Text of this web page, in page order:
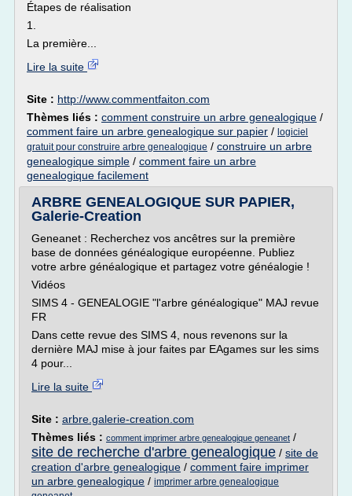
Étapes de réalisation
1.
La première...
Lire la suite
Site : http://www.commentfaiton.com
Thèmes liés : comment construire un arbre genealogique /
comment faire un arbre genealogique sur papier / logiciel
gratuit pour construire arbre genealogique / construire un arbre
genealogique simple / comment faire un arbre
genealogique facilement
ARBRE GENEALOGIQUE SUR PAPIER,
Galerie-Creation
Geneanet : Recherchez vos ancêtres sur la première
base de données généalogique européenne. Publiez
votre arbre généalogique et partagez votre généalogie !
Vidéos
SIMS 4 - GENEALOGIE "l'arbre généalogique" MAJ revue
FR
Dans cette revue des SIMS 4, nous revenons sur la
dernière MAJ mise à jour faites par EAgames sur les sims
4 pour...
Lire la suite
Site : arbre.galerie-creation.com
Thèmes liés : comment imprimer arbre genealogique geneanet /
site de recherche d'arbre genealogique / site de
creation d'arbre genealogique / comment faire imprimer
un arbre genealogique / imprimer arbre genealogique